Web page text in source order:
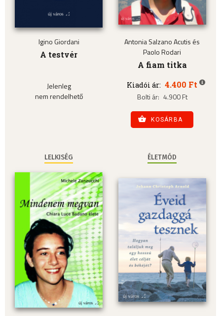
Igino Giordani
A testvér
Jelenleg
nem rendelhető
Antonia Salzano Acutis és
Paolo Rodari
A fiam titka
Kiadói ár: 4.400 Ft
Bolti ár: 4.900 Ft
KOSÁRBA
LELKISÉG ÉLETMÓD